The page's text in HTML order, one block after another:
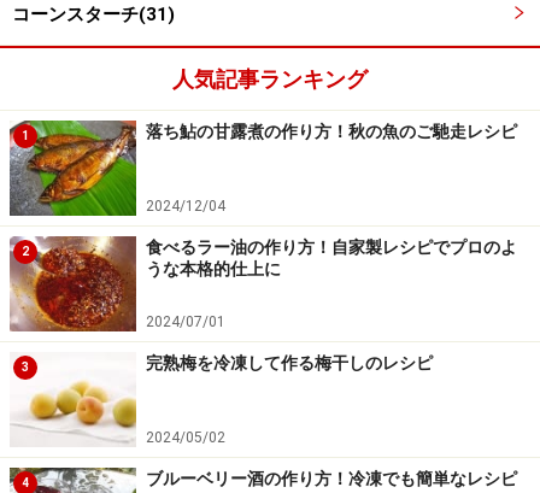
コーンスターチを混ぜ合わせる。
振ったコーンスターチをへらで切るようになめらかに混
ぜ合わせます。
コーンスターチ(31)
人気記事ランキング
1 落ち鮎の甘露煮の作り方！秋の魚のご馳走レシピ
2024/12/04
2
食べるラー油の作り方！自家製レシピでプロのよ
うな本格的仕上に
2024/07/01
3 完熟梅を冷凍して作る梅干しのレシピ
2024/05/02
4 ブルーベリー酒の作り方！冷凍でも簡単なレシピ